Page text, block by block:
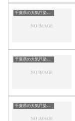
千葉県の大気汚染・PM2.5・黄砂・エアロゾルの数値
千葉県の大気汚染・PM2.5・黄砂・エアロゾルの数値
千葉県の大気汚染・PM2.5・黄砂・エアロゾルの数値